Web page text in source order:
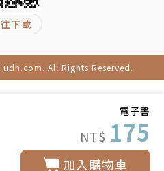
電子書
NT$ 175
加入購物車
下載
udn.com. All Rights Reserved.